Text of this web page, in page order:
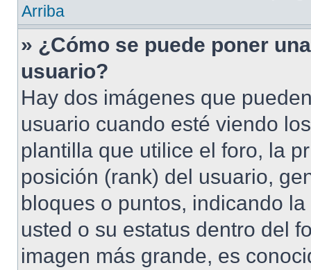
Arriba
» ¿Cómo se puede poner
usuario?
Hay dos imágenes que
usuario cuando esté viendo
plantilla que utilice el foro, la
posición (rank) del usuario,
bloques o puntos, indicando
usted o su estatus dentro del
imagen más grande, es